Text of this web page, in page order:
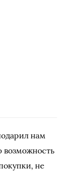
нам
возможность
не